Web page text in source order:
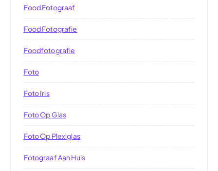
Food Fotograaf
Food Fotografie
Foodfotografie
Foto
Foto Iris
Foto Op Glas
Foto Op Plexiglas
Fotograaf Aan Huis